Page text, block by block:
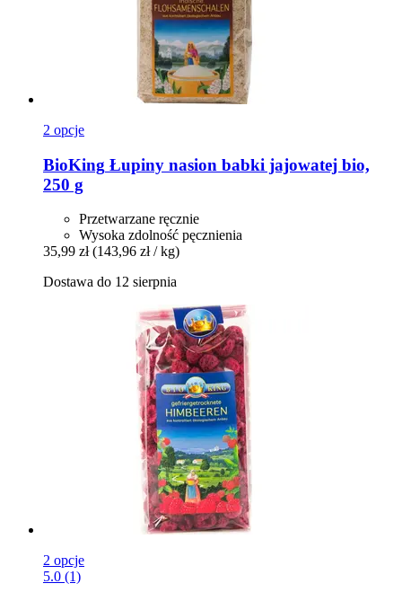
2 opcje
BioKing Łupiny nasion babki jajowatej bio,
250 g
Przetwarzane ręcznie
Wysoka zdolność pęcznienia
35,99 zł (143,96 zł / kg)
Dostawa do 12 sierpnia
2 opcje
5.0 (1)